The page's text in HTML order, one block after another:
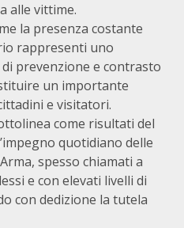
alle vittime.
la presenza costante
rappresenti uno
prevenzione e contrasto
un importante
e visitatori.
come risultati del
quotidiano delle
spesso chiamati a
e con elevati livelli di
con dedizione la tutela